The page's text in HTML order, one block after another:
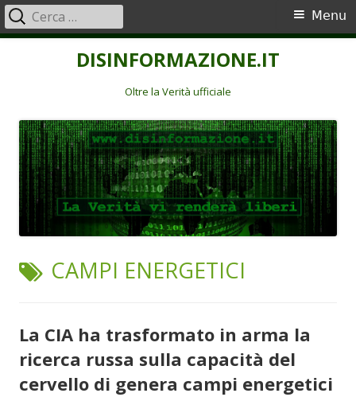
DISINFORMAZIONE.IT
Oltre la Verità ufficiale
Menu
principale
Menu
Ricerca
per:
TAG:
CAMPI ENERGETICI
La CIA ha trasformato in arma la
ricerca russa sulla capacità del
cervello di genera campi energetici